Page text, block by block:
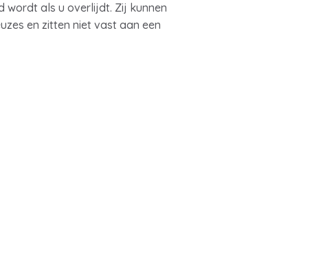
wordt als u overlijdt. Zij kunnen
en zitten niet vast aan een